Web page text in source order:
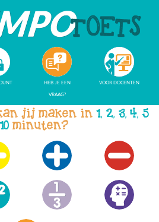
HEB JE EEN
VRAAG?
VOOR DOCENTEN
kan jij maken in 1, 2, 3, 4, 5
minuten?